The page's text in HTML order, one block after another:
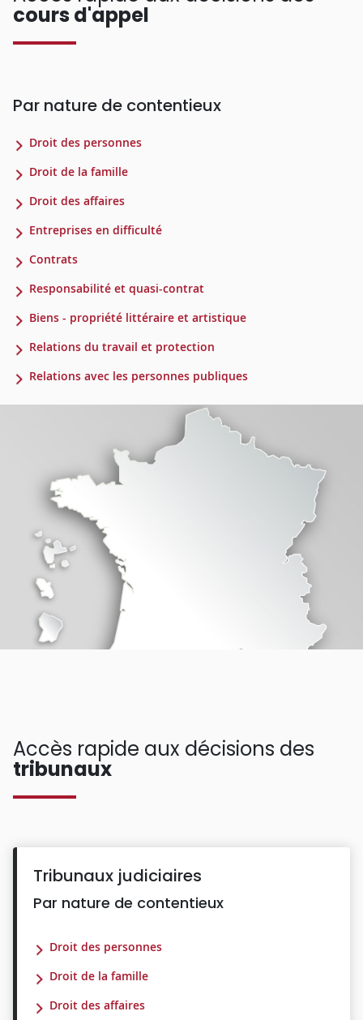
cours d'appel
Par nature de contentieux
Droit des personnes
Droit de la famille
Droit des affaires
Entreprises en difficulté
Contrats
Responsabilité et quasi-contrat
Biens - propriété littéraire et artistique
Relations du travail et protection
Relations avec les personnes publiques
Accès rapide aux décisions des
tribunaux
Tribunaux judiciaires
Par nature de contentieux
Droit des personnes
Droit de la famille
Droit des affaires